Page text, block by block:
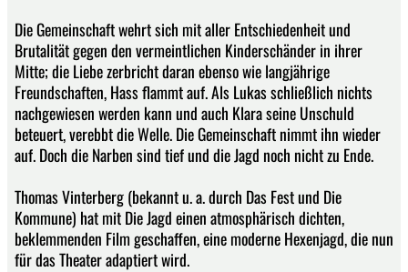
Die Gemeinschaft wehrt sich mit aller Entschiedenheit und
Brutalität gegen den vermeintlichen Kinderschänder in ihrer
Mitte; die Liebe zerbricht daran ebenso wie langjährige
Freundschaften, Hass flammt auf. Als Lukas schließlich nichts
nachgewiesen werden kann und auch Klara seine Unschuld
beteuert, verebbt die Welle. Die Gemeinschaft nimmt ihn wieder
auf. Doch die Narben sind tief und die Jagd noch nicht zu Ende.
Thomas Vinterberg (bekannt u. a. durch Das Fest und Die
Kommune) hat mit Die Jagd einen atmosphärisch dichten,
beklemmenden Film geschaffen, eine moderne Hexenjagd, die nun
für das Theater adaptiert wird.